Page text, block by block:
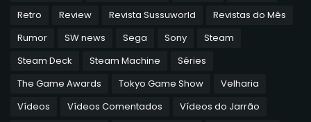
Retro
Review Revista Sussuworld
Revistas do Mês
Rumor
SW news Sega Sony
Steam
Steam Deck
Steam Machine
Séries
The Game Awards
Tokyo Game Show
Velharia
Vídeos
Vídeos Comentados
Vídeos do Jarrão